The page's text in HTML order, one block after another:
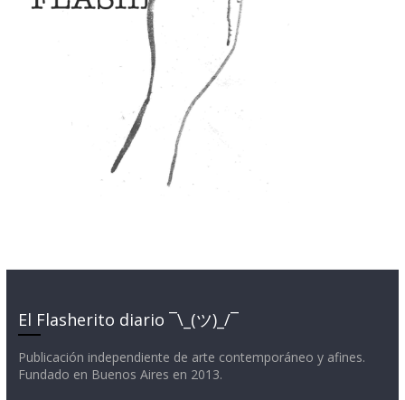
El Flasherito diario ¯\_(ツ)_/¯
Publicación independiente de arte contemporáneo y afines.
Fundado en Buenos Aires en 2013.